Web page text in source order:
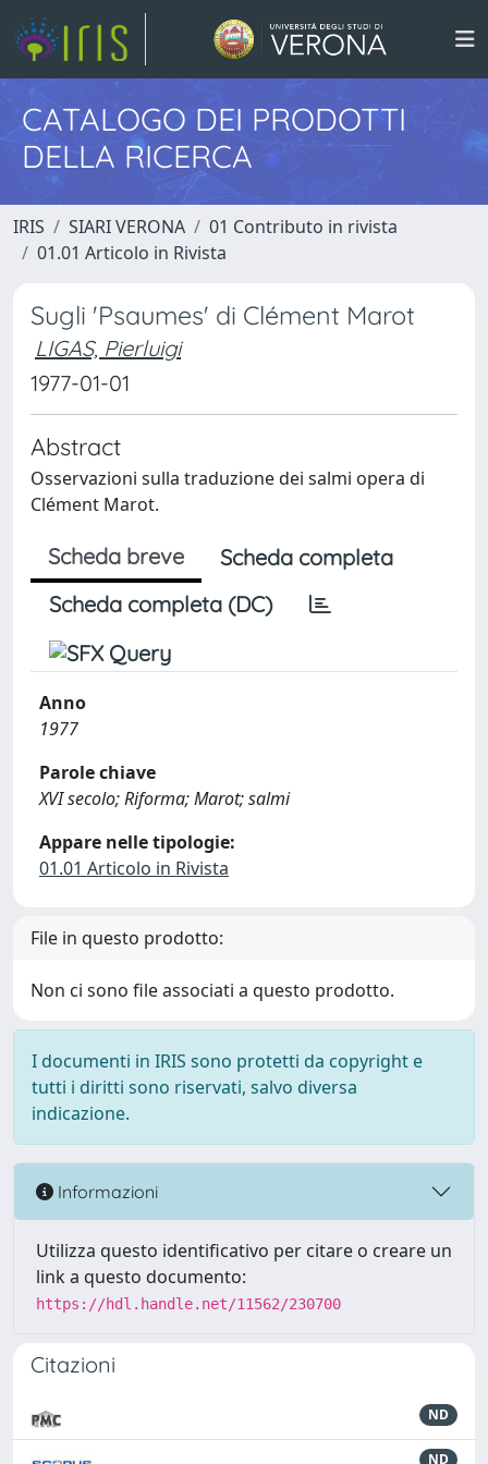
CATALOGO DEI PRODOTTI
DELLA RICERCA
IRIS SIARI VERONA
01 Contributo in rivista
01.01 Articolo in Rivista
Sugli 'Psaumes' di Clément Marot
LIGAS, Pierluigi
1977-01-01
Abstract
Osservazioni sulla traduzione dei salmi opera di
Clément Marot.
Scheda breve
Scheda completa
Scheda completa (DC)
Anno
1977
Parole chiave
XVI secolo; Riforma; Marot; salmi
Appare nelle tipologie:
01.01 Articolo in Rivista
File in questo prodotto:
Non ci sono file associati a questo prodotto.
I documenti in IRIS sono protetti da copyright e
tutti i diritti sono riservati, salvo diversa
indicazione.
Informazioni
Utilizza questo identificativo per citare o creare un
link a questo documento:
https://hdl.handle.net/11562/230700
Citazioni
ND
ND